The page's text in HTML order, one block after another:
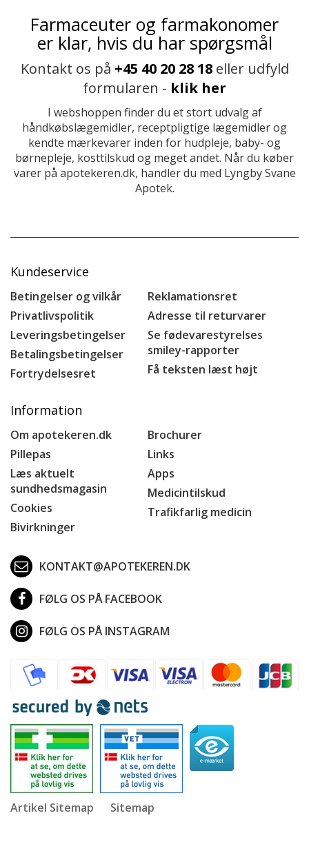
Farmaceuter og farmakonomer
er klar, hvis du har spørgsmål
Kontakt os på +45 40 20 28 18eller udfyld
formularen - klik her
I webshoppen finder du et stort udvalg af
håndkøbslægemidler, receptpligtige lægemidler og
kendte mærkevarer inden for hudpleje, baby- og
børnepleje, kosttilskud og meget andet. Når du køber
varer på apotekeren.dk, handler du med Lyngby Svane
Apotek.
Kundeservice
Betingelser og vilkår
Privatlivspolitik
Leveringsbetingelser
Betalingsbetingelser
Fortrydelsesret
Reklamationsret
Adresse til returvarer
Se fødevarestyrelses
smiley-rapporter
Få teksten læst højt
Information
Om apotekeren.dk
Pillepas
Læs aktuelt
sundhedsmagasin
Cookies
Bivirkninger
Brochurer
Links
Apps
Medicintilskud
Trafikfarlig medicin
KONTAKT@APOTEKEREN.DK
FØLG OS PÅ FACEBOOK
FØLG OS PÅ INSTAGRAM
Artikel Sitemap Sitemap